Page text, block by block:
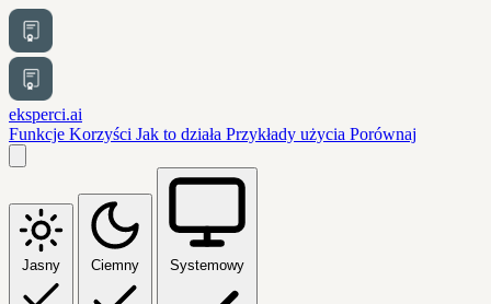
eksperci.ai
Funkcje Korzyści Jak to działa Przykłady użycia Porównaj
Jasny Ciemny Systemowy